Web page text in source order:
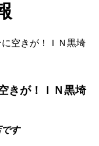
空きが！ＩＮ黒埼
きが！ＩＮ黒埼
す